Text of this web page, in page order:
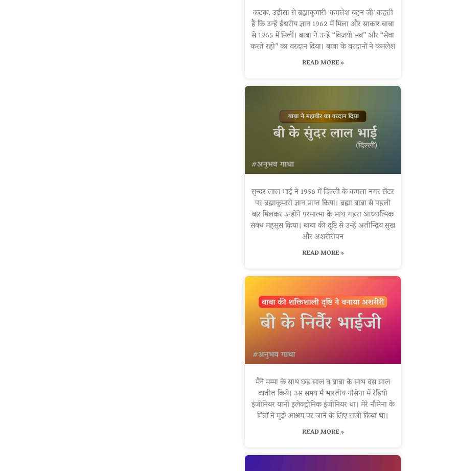
कटक, उड़ीसा से ब्रह्माकुमारी ‘कमलेश बहन जी’ कहती
हैं कि उन्हें ईश्वरीय ज्ञान 1962 में मिला और साकार बाबा
से 1965 में मिलीं। बाबा ने उन्हें “विजयी भव” और “सेवा
करते रहो” का वरदान दिया। बाबा के वरदानों ने कमलेश
READ MORE »
सुन्दर लाल भाई ने 1956 में दिल्ली के कमला नगर सेंटर
पर ब्रह्माकुमारी ज्ञान प्राप्त किया। ब्रह्मा बाबा से पहली
बार मिलकर उन्होंने परमात्मा के साथ गहरा आध्यात्मिक
संबंध महसूस किया। बाबा की दृष्टि से उन्हें अतीन्द्रिय सुख
और अशरीरीपन
READ MORE »
मैंने मम्मा के साथ छह साल व बाबा के साथ दस साल
व्यतीत किये। उस समय मैं भारतीय नौसेना में रेडियो
इंजीनियर यानी इलेक्ट्रोनिक इंजीनियर था। मेरे नौसेना के
मित्रों ने मुझे आश्रम पर जाने के लिए राजी किया था।
READ MORE »